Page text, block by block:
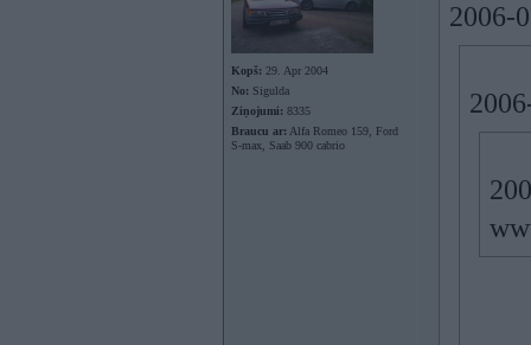
Kopš: 29. Apr 2004
No: Sigulda
Ziņojumi: 8335
Braucu ar: Alfa Romeo 159, Ford
S-max, Saab 900 cabrio
2006-